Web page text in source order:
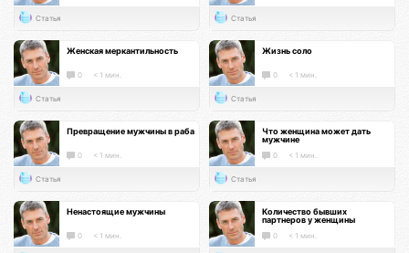
Статья Статья
Женская меркантильность
0 < 1 мин.
Статья
Жизнь соло
0 < 1 мин.
Статья
Превращение мужчины в раба
0 < 1 мин.
Статья
Что женщина может дать
мужчине
0 < 1 мин.
Статья
Ненастоящие мужчины
0 < 1 мин.
Количество бывших
партнеров у женщины
0 < 1 мин.